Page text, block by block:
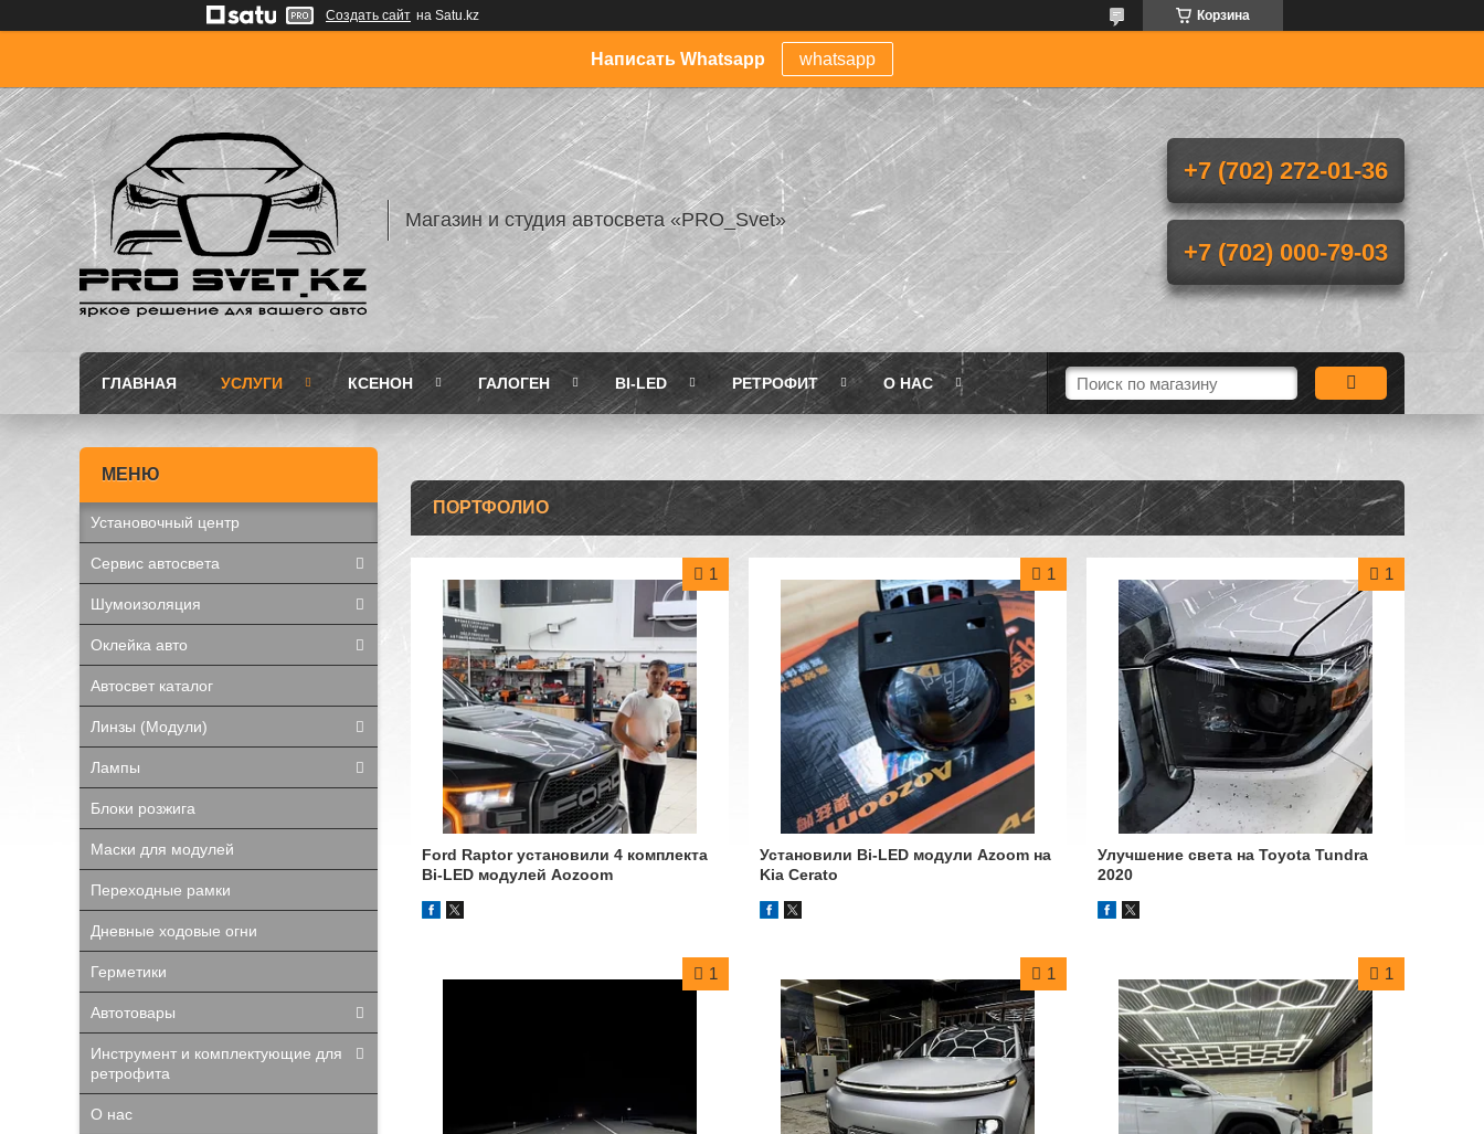
Создать сайт на Satu.kz Корзина
Написать Whatsapp whatsapp
Магазин и студия автосвета «PRO_Svet»
+7 (702) 272-01-36
+7 (702) 000-79-03
ГЛАВНАЯ УСЛУГИ КСЕНОН ГАЛОГЕН BI-LED РЕТРОФИТ О НАС
ПОРТФОЛИО
Ford Raptor установили 4 комплекта
Bi-LED модулей Aozoom
1
Установили Bi-LED модули Azoom на
Kia Cerato
1
Улучшение света на Toyota Tundra
2020
1
1 1 1
Установочный центр
Сервис автосвета
Шумоизоляция
Оклейка авто
Автосвет каталог
Линзы (Модули)
Лампы
Блоки розжига
Маски для модулей
Переходные рамки
Дневные ходовые огни
Герметики
Автотовары
Инструмент и комплектующие для
ретрофита
О нас